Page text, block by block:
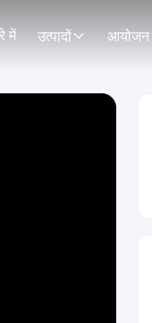
में उत्पादों आयोजन